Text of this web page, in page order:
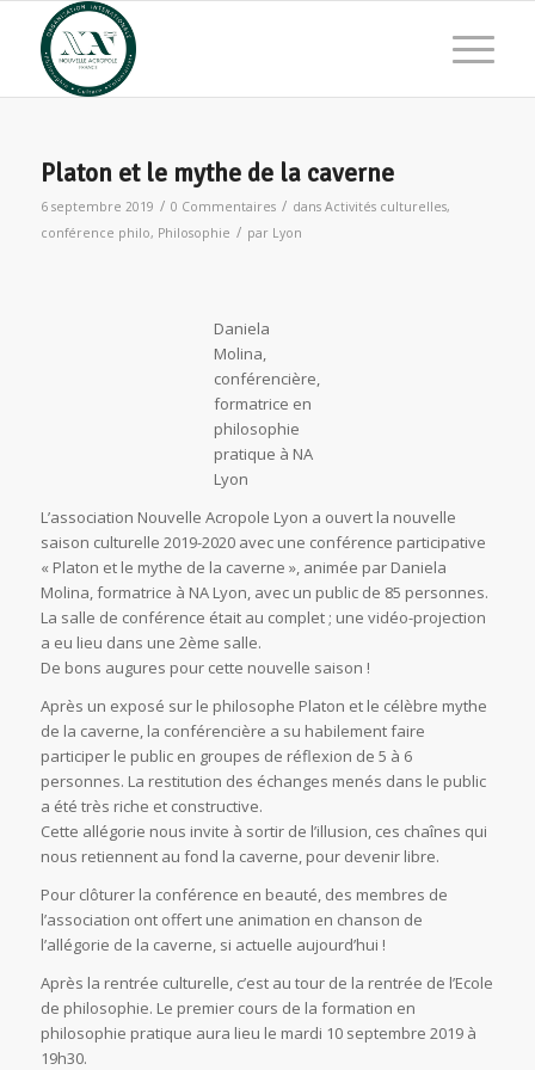
Platon et le mythe de la caverne
6 septembre 2019 / 0 Commentaires / dans Activités culturelles,
conférence philo, Philosophie / par Lyon
Daniela
Molina,
conférencière,
formatrice en
philosophie
pratique à NA
Lyon
L’association Nouvelle Acropole Lyon a ouvert la nouvelle
saison culturelle 2019-2020 avec une conférence participative
« Platon et le mythe de la caverne », animée par Daniela
Molina, formatrice à NA Lyon, avec un public de 85 personnes.
La salle de conférence était au complet ; une vidéo-projection
a eu lieu dans une 2ème salle.
De bons augures pour cette nouvelle saison !
Après un exposé sur le philosophe Platon et le célèbre mythe
de la caverne, la conférencière a su habilement faire
participer le public en groupes de réflexion de 5 à 6
personnes. La restitution des échanges menés dans le public
a été très riche et constructive.
Cette allégorie nous invite à sortir de l’illusion, ces chaînes qui
nous retiennent au fond la caverne, pour devenir libre.
Pour clôturer la conférence en beauté, des membres de
l’association ont offert une animation en chanson de
l’allégorie de la caverne, si actuelle aujourd’hui !
Après la rentrée culturelle, c’est au tour de la rentrée de l’Ecole
de philosophie. Le premier cours de la formation en
philosophie pratique aura lieu le mardi 10 septembre 2019 à
19h30.